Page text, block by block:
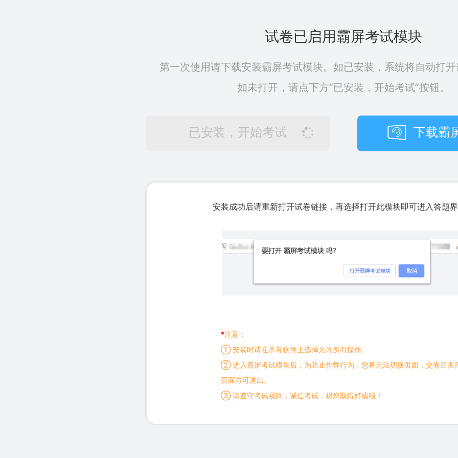
试卷已启用霸屏考试模块
第一次使用请下载安装霸屏考试模块。如已安装，系统将自动打
如未打开，请点下方“已安装，开始考试”按钮。
已安装，开始考试 下载霸
安装成功后请重新打开试卷链接，再选择打开此模块即可进入答题
*注意：
① 安装时请在杀毒软件上选择允许所有操作。
② 进入霸屏考试模块后，为防止作弊行为，您将无法切换页面，交卷后关
页面方可退出。
③ 请遵守考试规则，诚信考试，祝您取得好成绩！